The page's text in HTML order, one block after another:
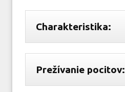
Charakteristika:
Prežívanie pocitov: